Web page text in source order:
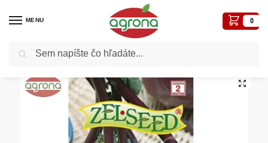
MENU 0
Domov Semená - osivá / Osivá zelenín